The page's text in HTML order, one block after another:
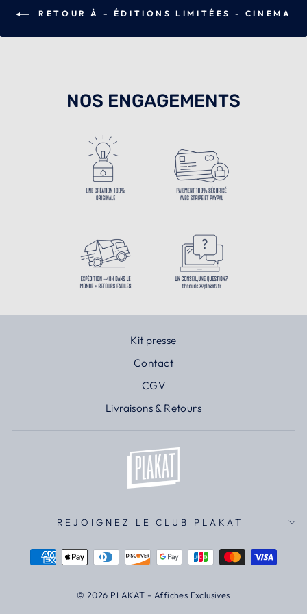
RETOUR À - ÉDITIONS LIMITÉES - CINEMA
NOS ENGAGEMENTS
Kit presse
Contact
CGV
Livraisons & Retours
REJOIGNEZ LE CLUB PLAKAT
© 2026 PLAKAT - Affiches Exclusives